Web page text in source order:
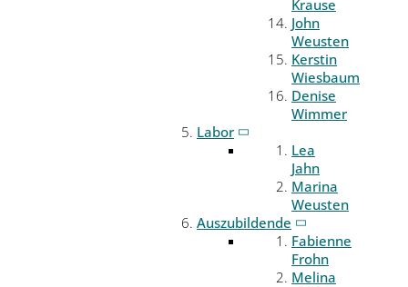
Krause
John
Weusten
Kerstin
Wiesbaum
Denise
Wimmer
Labor
Lea
Jahn
Marina
Weusten
Auszubildende
Fabienne
Frohn
Melina